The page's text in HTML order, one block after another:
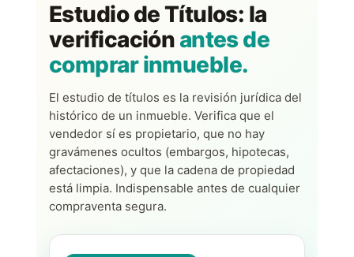
Estudio de Títulos: la
verificaciónantes de
comprar inmueble.
El estudio de títulos es la revisión jurídica del
histórico de un inmueble. Verifica que el
vendedor sí es propietario, que no hay
gravámenes ocultos (embargos, hipotecas,
afectaciones), y que la cadena de propiedad
está limpia. Indispensable antes de cualquier
compraventa segura.